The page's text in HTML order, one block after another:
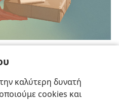
καλύτερη δυνατή
cookies και
τον Θεό;